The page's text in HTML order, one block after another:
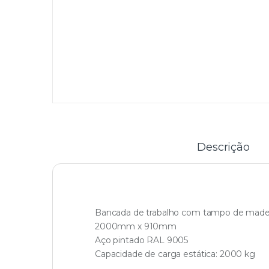
Descrição
Bancada de trabalho com tampo de
2000mm x 910mm
Aço pintado RAL 9005
Capacidade de carga estática: 2000 kg